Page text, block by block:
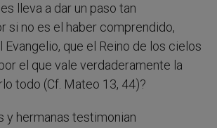
lleva a dar un paso tan
si no es el haber comprendido,
Evangelio, que el Reino de los cielos
el que vale verdaderamente la
todo (Cf. Mateo 13, 44)?
y hermanas testimonian